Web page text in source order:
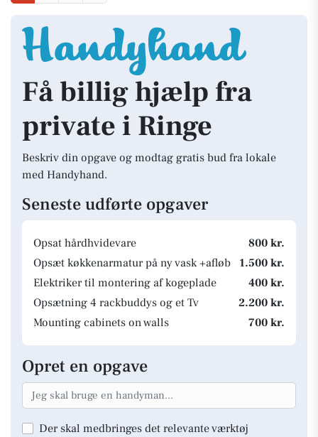
Få billig hjælp fra
private i Ringe
Beskriv din opgave og modtag gratis bud fra lokale
med Handyhand.
Seneste udførte opgaver
Opsat hårdhvidevare
800 kr.
Opsæt køkkenarmatur på ny vask +afløb
1.500 kr.
Elektriker til montering af kogeplade
400 kr.
Opsætning 4 rackbuddys og et Tv
2.200 kr.
Mounting cabinets on walls
700 kr.
Opret en opgave
Der skal medbringes det relevante værktøj